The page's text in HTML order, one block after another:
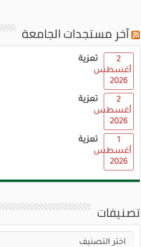
آخر مستجدات الجامعة
تعزية
2
أغسطس
2026
تعزية
2
أغسطس
2026
تعزية
1
أغسطس
2026
تصنيفات
تصنيفات